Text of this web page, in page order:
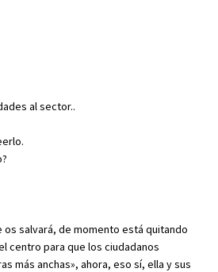
al sector..
os salvará, de momento está quitando
centro para que los ciudadanos
más anchas», ahora, eso sí, ella y sus